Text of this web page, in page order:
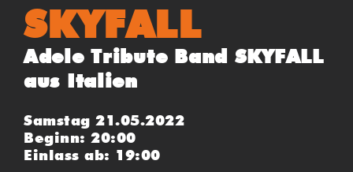
SKYFALL
Adele Tribute Band SKYFALL
aus Italien
Samstag 21.05.2022
Beginn: 20:00
Einlass ab: 19:00